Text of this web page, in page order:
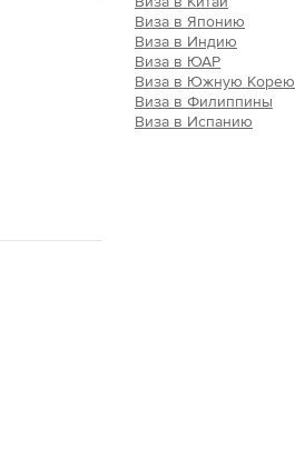
Виза в Японию
Виза в Индию
Виза в ЮАР
Виза в Южную Корею
Виза в Филиппины
Виза в Испанию